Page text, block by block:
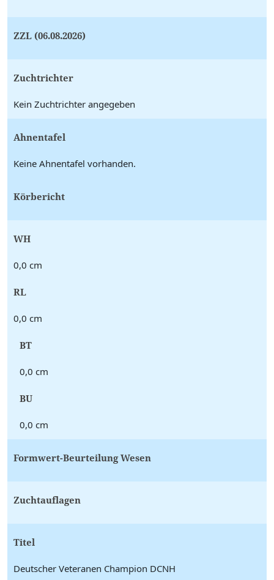
ZZL (06.08.2026)
Zuchtrichter
Kein Zuchtrichter angegeben
Ahnentafel
Keine Ahnentafel vorhanden.
Körbericht
WH
0,0 cm
RL
0,0 cm
BT
0,0 cm
BU
0,0 cm
Formwert-Beurteilung Wesen
Zuchtauflagen
Titel
Deutscher Veteranen Champion DCNH